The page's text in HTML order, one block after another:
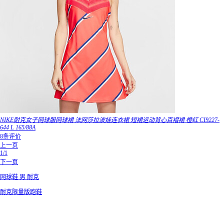
NIKE耐克女子网球服网球裙 法网莎拉波娃连衣裙 短裙运动背心百褶裙 橙红 CI9227-
644 L 165/88A
8条评价
上一页
1/1
下一页
网球鞋 男 耐克
耐克限量版跑鞋